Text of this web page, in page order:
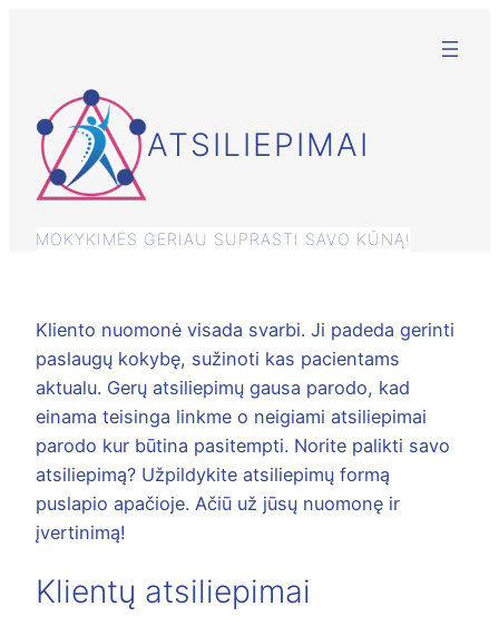
ATSILIEPIMAI
MOKYKIMĖS GERIAU SUPRASTI SAVO KŪNĄ!
Kliento nuomonė visada svarbi. Ji padeda gerinti
paslaugų kokybę, sužinoti kas pacientams
aktualu. Gerų atsiliepimų gausa parodo, kad
einama teisinga linkme o neigiami atsiliepimai
parodo kur būtina pasitempti. Norite palikti savo
atsiliepimą? Užpildykite atsiliepimų formą
puslapio apačioje. Ačiū už jūsų nuomonę ir
įvertinimą!
Klientų atsiliepimai